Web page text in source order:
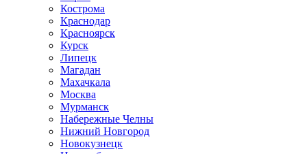
Кострома
Краснодар
Красноярск
Курск
Липецк
Магадан
Махачкала
Москва
Мурманск
Набережные Челны
Нижний Новгород
Новокузнецк